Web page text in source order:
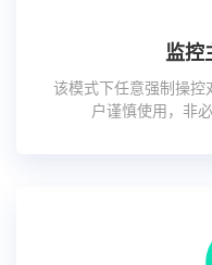
监控
该模式下任意强制操控
户谨慎使用，非